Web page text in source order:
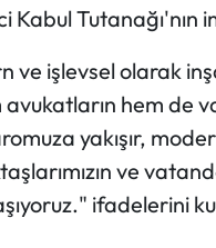
Kabul Tutanağı'nın
ve işlevsel olarak
hem de
yakışır,
ve
ifadelerini